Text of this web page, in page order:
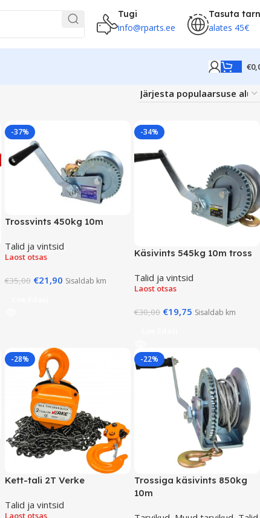
Tugi
info@rparts.ee
Tasuta
alates 45€
€
-37%
Trossvints 450kg 10m
Talid ja vintsid
Laost otsas
€35,00 €21,90 Sisaldab km
-34%
Käsivints 545kg 10m tross
Talid ja vintsid
Laost otsas
€30,00 €19,75 Sisaldab km
-28%
Kett-tali 2T Verke
Talid ja vintsid
Laost otsas
-22%
Trossiga käsivints 850kg
10m